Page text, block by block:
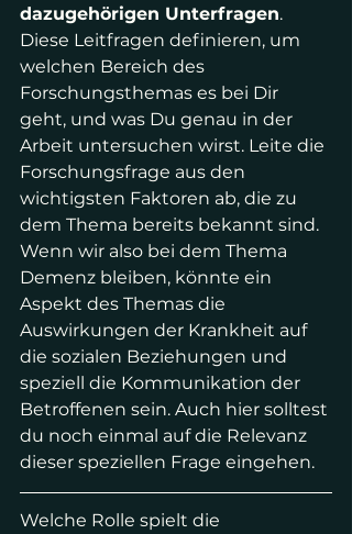
dazugehörigen Unterfragen.
Diese Leitfragen definieren, um
welchen Bereich des
Forschungsthemas es bei Dir
geht, und was Du genau in der
Arbeit untersuchen wirst. Leite die
Forschungsfrage aus den
wichtigsten Faktoren ab, die zu
dem Thema bereits bekannt sind.
Wenn wir also bei dem Thema
Demenz bleiben, könnte ein
Aspekt des Themas die
Auswirkungen der Krankheit auf
die sozialen Beziehungen und
speziell die Kommunikation der
Betroffenen sein. Auch hier solltest
du noch einmal auf die Relevanz
dieser speziellen Frage eingehen.
Welche Rolle spielt die